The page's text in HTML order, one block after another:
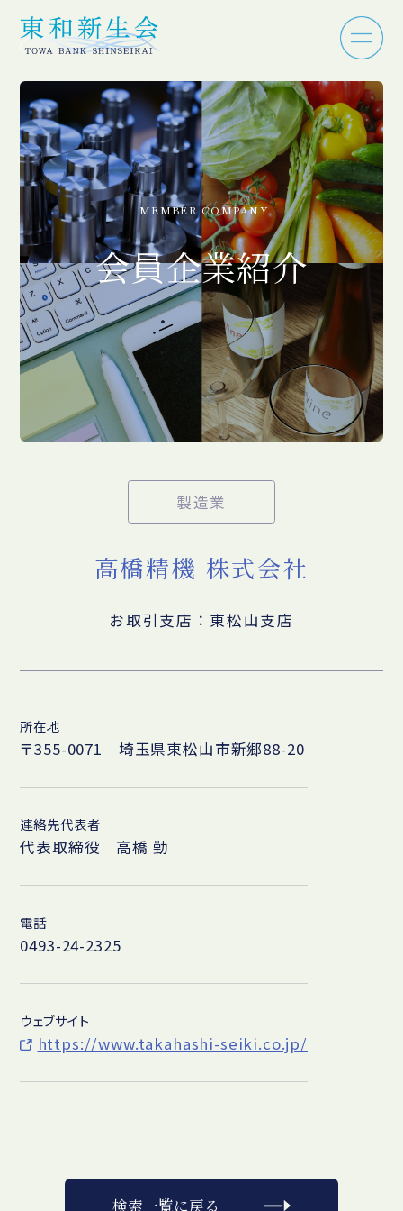
MEMBER COMPANY
会員企業紹介
製造業
高橋精機 株式会社
お取引支店：東松山支店
所在地
〒355-0071 埼玉県東松山市新郷88-20
連絡先代表者
代表取締役 高橋 勤
電話
0493-24-2325
ウェブサイト
https://www.takahashi-seiki.co.jp/
検索一覧に戻る